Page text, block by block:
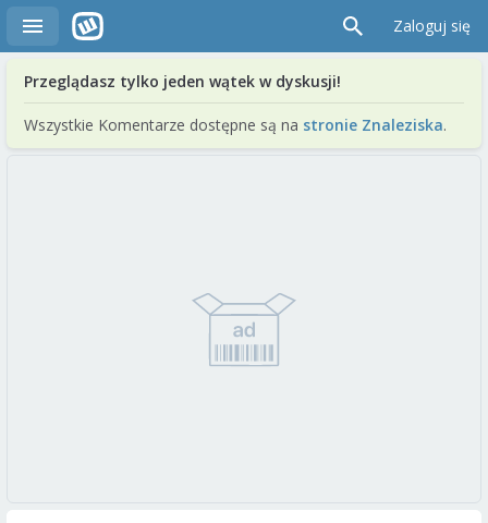
Zaloguj się
Przeglądasz tylko jeden wątek w dyskusji!
Wszystkie Komentarze dostępne są na stronie Znaleziska.